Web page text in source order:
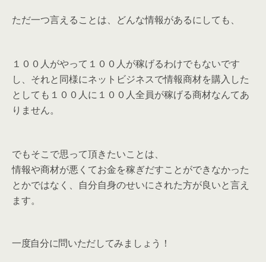
ただ一つ言えることは、どんな情報があるにしても、
１００人がやって１００人が稼げるわけでもないです
し、それと同様にネットビジネスで情報商材を購入した
としても１００人に１００人全員が稼げる商材なんてあ
りません。
でもそこで思って頂きたいことは、
情報や商材が悪くてお金を稼ぎだすことができなかった
とかではなく、自分自身のせいにされた方が良いと言え
ます。
一度自分に問いただしてみましょう！